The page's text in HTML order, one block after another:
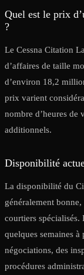
Quel est le prix
?
Le Cessna Citation
d’affaires de taille
d’environ 18,2
prix varient
nombre d’heures de
additionnels.
Disponibilité
La disponibilité du
généralement
courtiers spécialisés.
quelques semaines
négociations, des
procédures